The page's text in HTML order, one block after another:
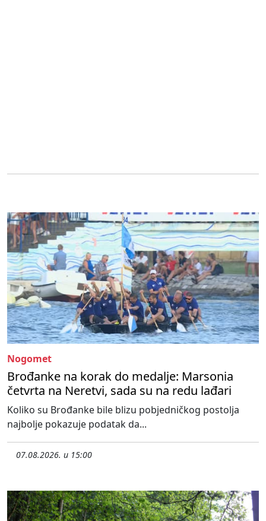
Nogomet
Brođanke na korak do medalje: Marsonia
četvrta na Neretvi, sada su na redu lađari
Koliko su Brođanke bile blizu pobjedničkog postolja
najbolje pokazuje podatak da...
07.08.2026. u 15:00